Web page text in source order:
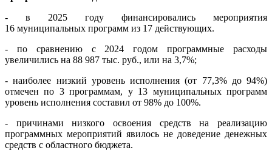
- в 2025 году финансировались мероприятия
16 муниципальных программ из 17 действующих.
- по сравнению с 2024 годом программные расходы
увеличились на 88 987 тыс. руб., или на 3,7%;
- наиболее низкий уровень исполнения (от 77,3% до 94%)
отмечен по 3 программам, у 13 муниципальных программ
уровень исполнения составил от 98% до 100%.
- причинами низкого освоения средств на реализацию
программных мероприятий явилось не доведение денежных
средств с областного бюджета.